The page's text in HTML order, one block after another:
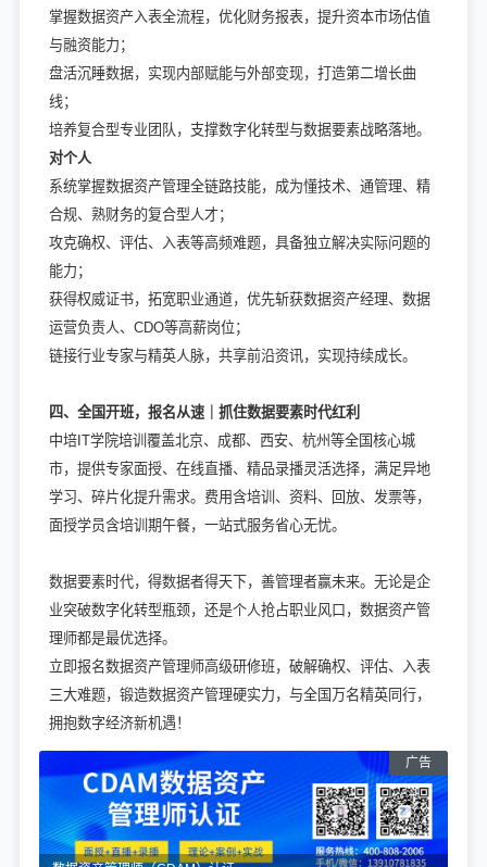
掌握数据资产入表全流程，优化财务报表，提升资本市场估值
与融资能力；
盘活沉睡数据，实现内部赋能与外部变现，打造第二增长曲
线；
培养复合型专业团队，支撑数字化转型与数据要素战略落地。
对个人
系统掌握数据资产管理全链路技能，成为懂技术、通管理、精
合规、熟财务的复合型人才；
攻克确权、评估、入表等高频难题，具备独立解决实际问题的
能力；
获得权威证书，拓宽职业通道，优先斩获数据资产经理、数据
运营负责人、CDO等高薪岗位；
链接行业专家与精英人脉，共享前沿资讯，实现持续成长。
四、全国开班，报名从速｜抓住数据要素时代红利
中培IT学院培训覆盖北京、成都、西安、杭州等全国核心城
市，提供专家面授、在线直播、精品录播灵活选择，满足异地
学习、碎片化提升需求。费用含培训、资料、回放、发票等，
面授学员含培训期午餐，一站式服务省心无忧。
数据要素时代，得数据者得天下，善管理者赢未来。无论是企
业突破数字化转型瓶颈，还是个人抢占职业风口，数据资产管
理师都是最优选择。
立即报名数据资产管理师高级研修班，破解确权、评估、入表
三大难题，锻造数据资产管理硬实力，与全国万名精英同行，
拥抱数字经济新机遇！